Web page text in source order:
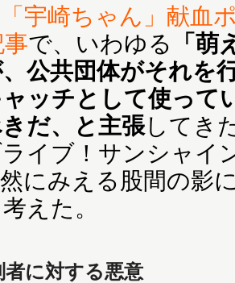
「宇崎ちゃん」献血
で、いわゆる
「
公共団体がそれを
ッチとして使って
だ、と主張してき
イブ！サンシャイ
にみえる股間の影
えた。
に対する悪意